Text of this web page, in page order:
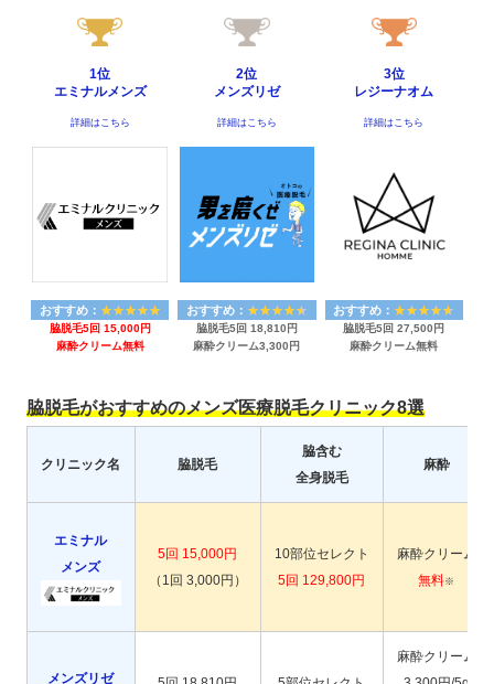
1位
エミナルメンズ
詳細はこちら
おすすめ：
脇脱毛5回 15,000円
麻酔クリーム無料
2位
メンズリゼ
詳細はこちら
おすすめ：
脇脱毛5回 18,810円
麻酔クリーム3,300円
3位
レジーナオム
詳細はこちら
おすすめ：
脇脱毛5回 27,500円
麻酔クリーム無料
脇脱毛がおすすめのメンズ医療脱毛クリニック8選
クリニック名 脇脱毛
脇含む
全身脱毛
麻酔
エミナル
メンズ
5回 15,000円
（1回 3,000円）
10部位セレクト
5回 129,800円
麻酔クリーム
無料※
メンズリゼ
麻酔クリーム